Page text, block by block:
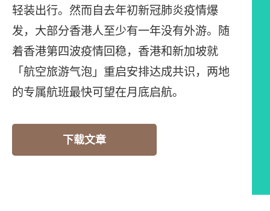
轻装出行。然而自去年初新冠肺炎疫情爆
发，大部分香港人至少有一年没有外游。随
着香港第四波疫情回稳，香港和新加坡就
「航空旅游气泡」重启安排达成共识，两地
的专属航班最快可望在月底启航。
下载文章